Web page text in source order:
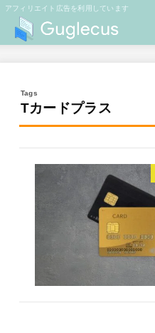
アフィリエイト広告を利用しています
Tカードプラス